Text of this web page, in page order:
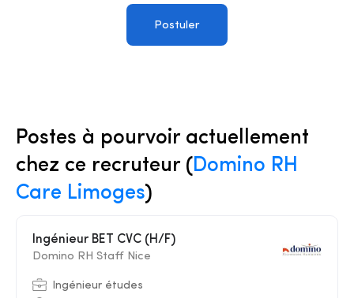
Postuler
Postes à pourvoir actuellement
chez ce recruteur (Domino RH
Care Limoges)
Ingénieur BET CVC (H/F)
Domino RH Staff Nice
Ingénieur études